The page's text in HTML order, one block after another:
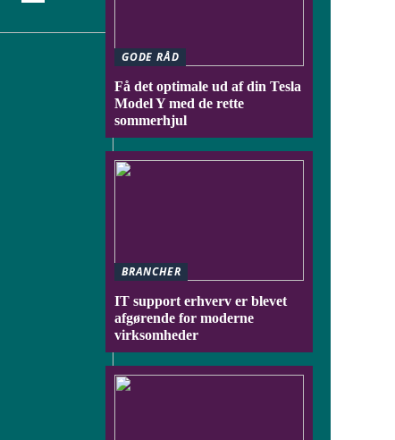
GODE RÅD
Få det optimale ud af din Tesla
Model Y med de rette
sommerhjul
BRANCHER
IT support erhverv er blevet
afgørende for moderne
virksomheder